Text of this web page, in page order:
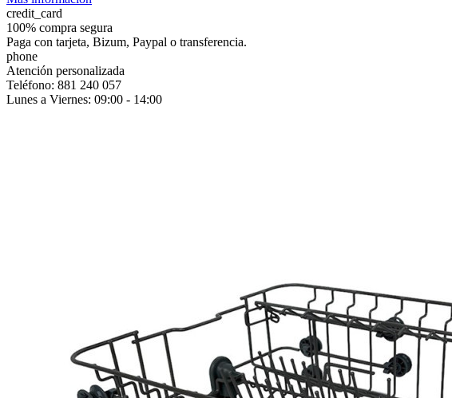
credit_card
100% compra segura
Paga con tarjeta, Bizum, Paypal o transferencia.
phone
Atención personalizada
Teléfono: 881 240 057
Lunes a Viernes: 09:00 - 14:00